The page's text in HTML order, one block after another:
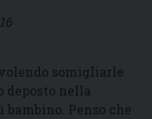
somigliarle
deposto nella
bambino. Penso che